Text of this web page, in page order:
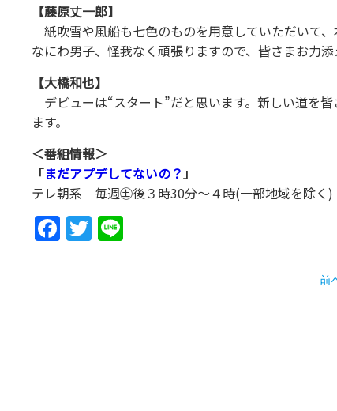
【藤原丈一郎】
紙吹雪や風船も七色のものを用意していただいて
なにわ男子、怪我なく頑張りますので、皆さまお力添
【大橋和也】
デビューは“スタート”だと思います。新しい道を
ます。
＜番組情報＞
「まだアプデしてないの？」
テレ朝系 毎週㊏後３時30分～４時(一部地域を除く)
Facebook
Twitter
前